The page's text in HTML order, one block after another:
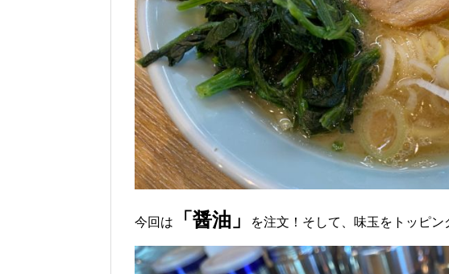
今回は 「醤油」 を注文！そして、味玉をトッピン